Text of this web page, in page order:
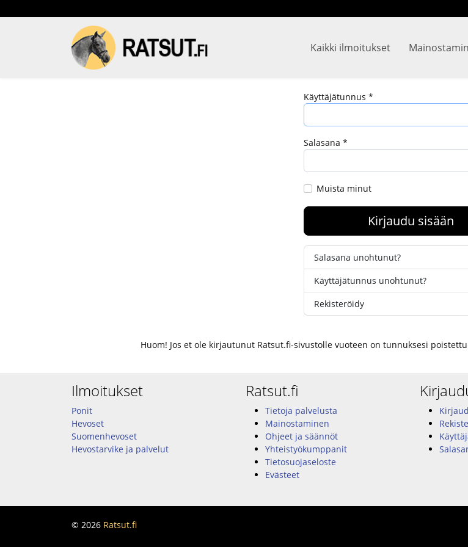
Kaikki ilmoitukset
Käyttäjätunnus *
Salasana *
Muista minut
Kirjaudu sisään
Salasana unohtunut?
Käyttäjätunnus unohtunut?
Rekisteröidy
Huom! Jos et ole kirjautunut Ratsut.fi-sivustolle vuoteen on tunnuksesi
Ilmoitukset
Ponit
Hevoset
Suomenhevoset
Hevostarvike ja palvelut
Ratsut.fi
Tietoja palvelusta
Mainostaminen
Ohjeet ja säännöt
Yhteistyökumppanit
Tietosuojaseloste
Evästeet
© 2026 Ratsut.fi